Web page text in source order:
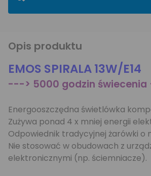
Opis produktu
EMOS SPIRALA 13W/E14
---> 5000 godzin
Energooszczędna świetlówka
Zużywa ponad 4 x mniej energii
Odpowiednik tradycyjnej żarówki o
Nie stosować w obudowach z
elektronicznymi (np. ściemniacze).